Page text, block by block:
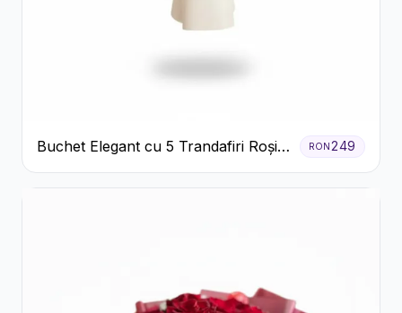
Buchet Elegant cu 5 Trandafiri Roșii
și Eucalipt
RON249